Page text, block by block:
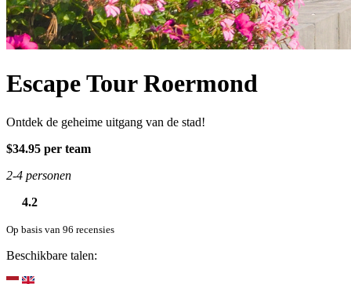
Escape Tour Roermond
Ontdek de geheime uitgang van de stad!
$34.95 per team
2-4 personen
4.2
Op basis van 96 recensies
Beschikbare talen: